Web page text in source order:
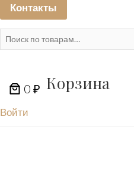
Контакты
0 ₽
Войти
Корзина